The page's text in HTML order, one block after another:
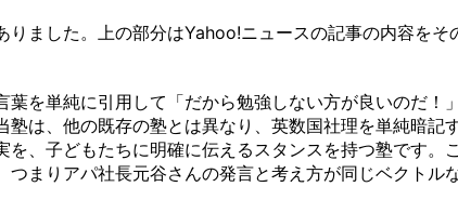
りました。上の部分はYahoo!ニュースの記事の内容をそ
葉を単純に引用して「だから勉強しない方が良いのだ！
塾は、他の既存の塾とは異なり、英数国社理を単純暗記
を、子どもたちに明確に伝えるスタンスを持つ塾です。
まりアパ社長元谷さんの発言と考え方が同じベクトルな